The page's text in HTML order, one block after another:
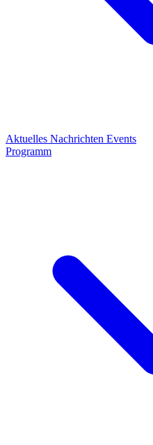
Aktuelles Nachrichten Events
Programm